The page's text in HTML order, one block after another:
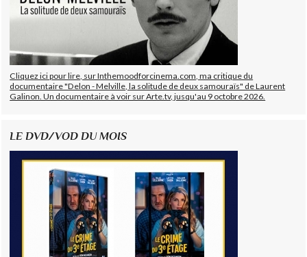
Cliquez ici pour lire, sur Inthemoodforcinema.com, ma critique du
documentaire "Delon - Melville, la solitude de deux samouraïs" de Laurent
Galinon. Un documentaire à voir sur Arte.tv, jusqu'au 9 octobre 2026.
LE DVD/VOD DU MOIS